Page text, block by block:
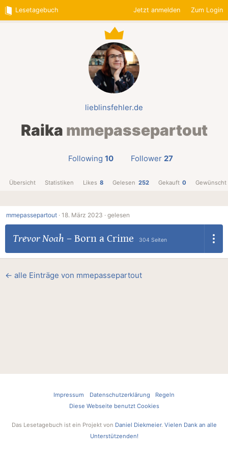
Lesetagebuch Jetzt anmelden Zum Login
lieblinsfehler.de
Raika mmepassepartout
Following 10 Follower 27
Übersicht Statistiken Likes 8 Gelesen 252 Gekauft 0 Gewünscht
mmepassepartout · 18. März 2023 · gelesen
Trevor Noah – Born a Crime 304 Seiten
← alle Einträge von mmepassepartout
Impressum Datenschutzerklärung
Regeln
Diese Webseite benutzt Cookies
Das Lesetagebuch ist ein Projekt von Daniel Diekmeier. Vielen Dank an alle
Unterstützenden!